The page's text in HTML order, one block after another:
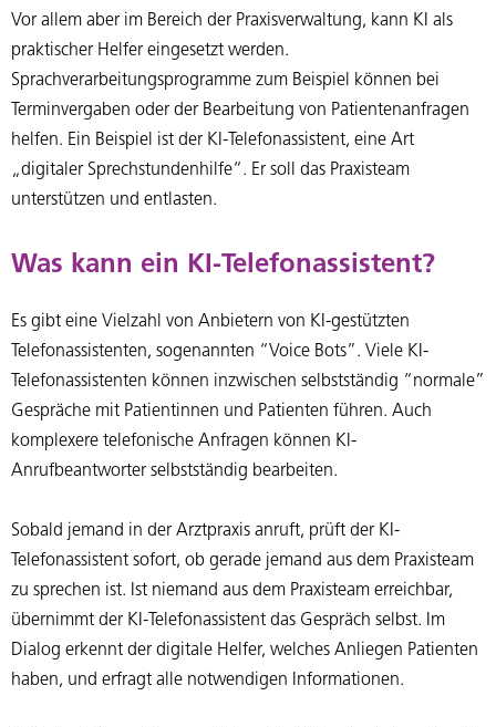
Vor allem aber im Bereich der Praxisverwaltung, kann KI als
praktischer Helfer eingesetzt werden.
Sprachverarbeitungsprogramme zum Beispiel können bei
Terminvergaben oder der Bearbeitung von Patientenanfragen
helfen. Ein Beispiel ist der KI-Telefonassistent, eine Art
„digitaler Sprechstundenhilfe“. Er soll das Praxisteam
unterstützen und entlasten.
Was kann ein KI-Telefonassistent?
Es gibt eine Vielzahl von Anbietern von KI-gestützten
Telefonassistenten, sogenannten “Voice Bots”. Viele KI-
Telefonassistenten können inzwischen selbstständig “normale”
Gespräche mit Patientinnen und Patienten führen. Auch
komplexere telefonische Anfragen können KI-
Anrufbeantworter selbstständig bearbeiten.
Sobald jemand in der Arztpraxis anruft, prüft der KI-
Telefonassistent sofort, ob gerade jemand aus dem Praxisteam
zu sprechen ist. Ist niemand aus dem Praxisteam erreichbar,
übernimmt der KI-Telefonassistent das Gespräch selbst. Im
Dialog erkennt der digitale Helfer, welches Anliegen Patienten
haben, und erfragt alle notwendigen Informationen.